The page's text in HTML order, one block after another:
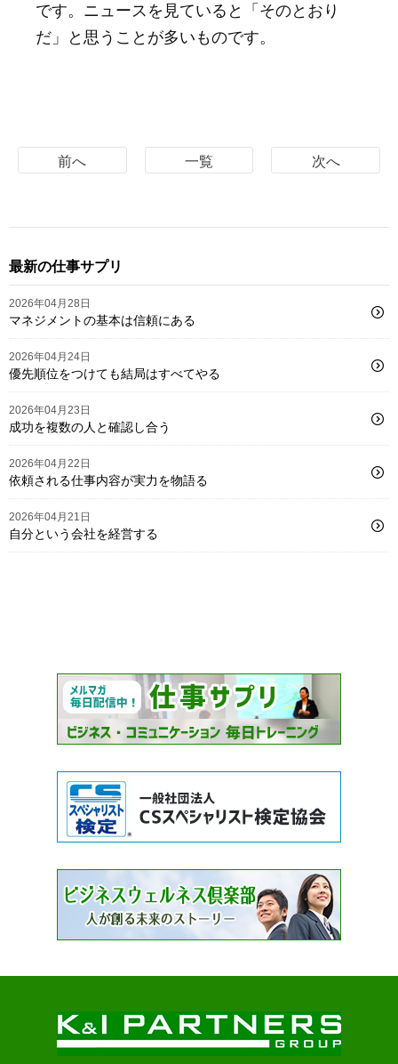
です。ニュースを見ていると「そのとおり
だ」と思うことが多いものです。
前へ 一覧 次へ
最新の仕事サプリ
2026年04月28日
マネジメントの基本は信頼にある
2026年04月24日
優先順位をつけても結局はすべてやる
2026年04月23日
成功を複数の人と確認し合う
2026年04月22日
依頼される仕事内容が実力を物語る
2026年04月21日
自分という会社を経営する